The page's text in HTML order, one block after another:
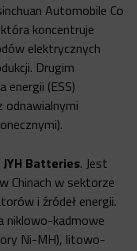
Automobile Co
koncentruje
elektrycznych
Drugim
(ESS)
odnawialnymi
JYH Batteries. Jest
Chinach w sektorze
i źródeł energii.
niklowo-kadmowe
Ni-MH), litowo-